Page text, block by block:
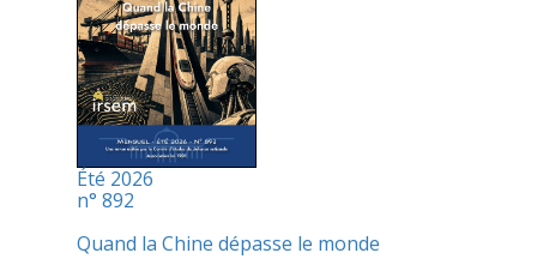
Été 2026
n° 892
Quand la Chine dépasse le monde